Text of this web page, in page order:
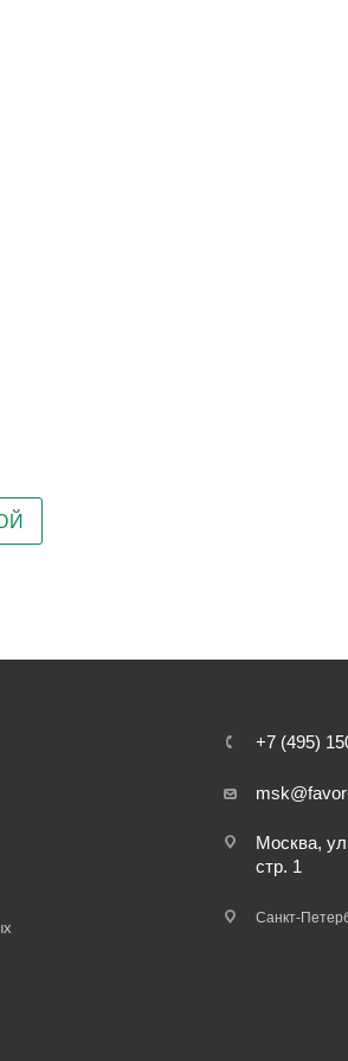
+7 (495)
Москва,
стр. 1
Санкт-